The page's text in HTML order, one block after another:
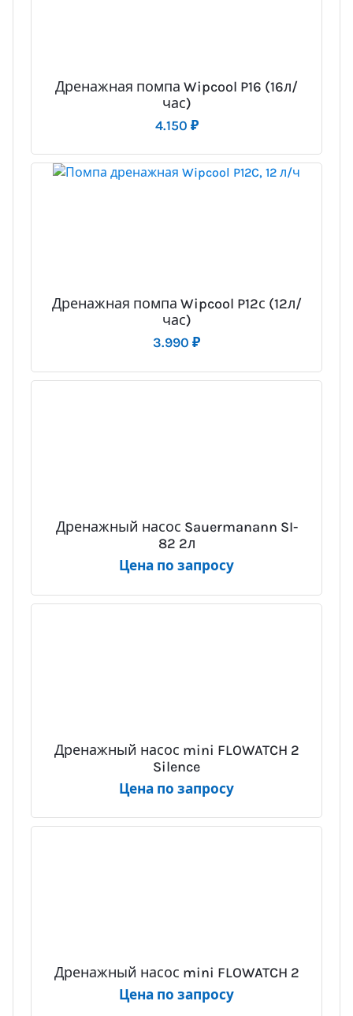
Дренажная помпа Wipcool P16 (16л/
час)
4.150 ₽
Дренажная помпа Wipcool P12с (12л/
час)
3.990 ₽
Дренажный насос Sauermanann SI-
82 2л
Цена по запросу
Дренажный насос mini FLOWATCH 2
Silence
Цена по запросу
Дренажный насос mini FLOWATCH 2
Цена по запросу